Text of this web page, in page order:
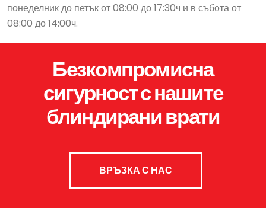
понеделник до петък от 08:00 до 17:30ч и в събота от
08:00 до 14:00ч.
Безкомпромисна
сигурност с нашите
блиндирани врати
ВРЪЗКА С НАС